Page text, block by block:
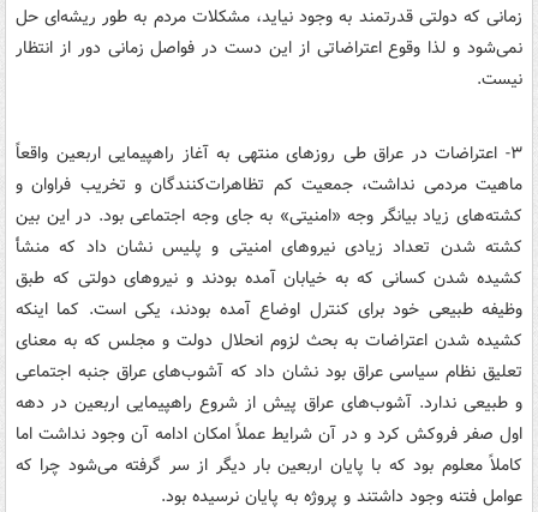
زمانی که دولتی قدرتمند به وجود نیاید، مشکلات مردم به طور ریشه‌ای حل
نمی‌شود و لذا وقوع اعتراضاتی از این دست در فواصل زمانی دور از انتظار
نیست.
۳- اعتراضات در عراق طی روزهای منتهی به آغاز راهپیمایی اربعین واقعاً
ماهیت مردمی نداشت، جمعیت کم‌ تظاهرات‌کنندگان و تخریب فراوان و
کشته‌های زیاد بیانگر وجه «امنیتی» به جای وجه اجتماعی بود. در این بین
کشته شدن تعداد زیادی نیروهای امنیتی و پلیس نشان داد که منشأ
کشیده شدن کسانی که به خیابان آمده بودند و نیروهای دولتی که طبق
وظیفه طبیعی خود برای کنترل اوضاع آمده بودند، یکی است. کما اینکه
کشیده شدن اعتراضات به بحث لزوم انحلال دولت و مجلس که به معنای
تعلیق نظام سیاسی عراق بود نشان داد که آشوب‌های عراق جنبه اجتماعی
و طبیعی ندارد. آشوب‌های عراق پیش از شروع راهپیمایی اربعین در دهه
اول صفر فروکش کرد و در آن شرایط عملاً امکان ادامه آن وجود نداشت اما
کاملاً معلوم بود که با پایان اربعین بار دیگر از سر گرفته می‌شود چرا که
عوامل فتنه وجود داشتند و پروژه به پایان نرسیده بود.